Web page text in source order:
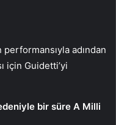
adından
için Guidetti’yi
bir süre A Milli